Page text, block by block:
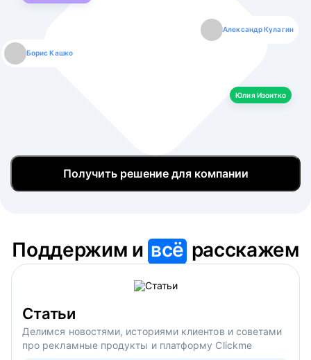
Борис Кашко
Александр Кулагин
Юлия Изоитко
Юлия Изоитко
Даниил Макаров
Александр Кулагин
Екатерина Лазаренко
Даниил Макаров
Борис Кашко
Екатерина Лазаренко
Юлия Изоитко
Получить решение для компании
Поддержим ивсё расскажем
Статьи
Делимся новостями, историями клиентов и советами
про рекламные продукты и платформу Clickme